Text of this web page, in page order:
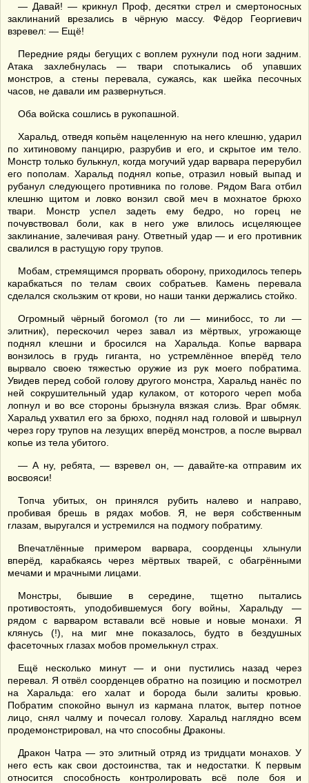
— Давай! — крикнул Проф, десятки стрел и смертоносных
заклинаний врезались в чёрную массу. Фёдор Георгиевич
взревел: — Ещё!
Передние ряды бегущих с воплем рухнули под ноги задним.
Атака захлебнулась — твари спотыкались об упавших
монстров, а стены перевала, сужаясь, как шейка песочных
часов, не давали им развернуться.
Оба войска сошлись в рукопашной.
Харальд, отведя копьём нацеленную на него клешню, ударил
по хитиновому панцирю, разрубив и его, и скрытое им тело.
Монстр только булькнул, когда могучий удар варвара перерубил
его пополам. Харальд поднял копье, отразил новый выпад и
рубанул следующего противника по голове. Рядом Вага отбил
клешню щитом и ловко вонзил свой меч в мохнатое брюхо
твари. Монстр успел задеть ему бедро, но горец не
почувствовал боли, как в него уже влилось исцеляющее
заклинание, залечивая рану. Ответный удар — и его противник
свалился в растущую гору трупов.
Мобам, стремящимся прорвать оборону, приходилось теперь
карабкаться по телам своих собратьев. Камень перевала
сделался скользким от крови, но наши танки держались стойко.
Огромный чёрный богомол (то ли — минибосс, то ли —
элитник), перескочил через завал из мёртвых, угрожающе
поднял клешни и бросился на Харальда. Копье варвара
вонзилось в грудь гиганта, но устремлённое вперёд тело
вырвало своею тяжестью оружие из рук моего побратима.
Увидев перед собой голову другого монстра, Харальд нанёс по
ней сокрушительный удар кулаком, от которого череп моба
лопнул и во все стороны брызнула вязкая слизь. Враг обмяк.
Харальд ухватил его за брюхо, поднял над головой и швырнул
через гору трупов на лезущих вперёд монстров, а после вырвал
копье из тела убитого.
— А ну, ребята, — взревел он, — давайте-ка отправим их
восвояси!
Топча убитых, он принялся рубить налево и направо,
пробивая брешь в рядах мобов. Я, не веря собственным
глазам, выругался и устремился на подмогу побратиму.
Впечатлённые примером варвара, соорденцы хлынули
вперёд, карабкаясь через мёртвых тварей, с обагрёнными
мечами и мрачными лицами.
Монстры, бывшие в середине, тщетно пытались
противостоять, уподобившемуся богу войны, Харальду —
рядом с варваром вставали всё новые и новые монахи. Я
клянусь (!), на миг мне показалось, будто в бездушных
фасеточных глазах мобов промелькнул страх.
Ещё несколько минут — и они пустились назад через
перевал. Я отвёл соорденцев обратно на позицию и посмотрел
на Харальда: его халат и борода были залиты кровью.
Побратим спокойно вынул из кармана платок, вытер потное
лицо, снял чалму и почесал голову. Харальд наглядно всем
продемонстрировал, на что способны Драконы.
Дракон Чатра — это элитный отряд из тридцати монахов. У
него есть как свои достоинства, так и недостатки. К первым
относится способность контролировать всё поле боя и